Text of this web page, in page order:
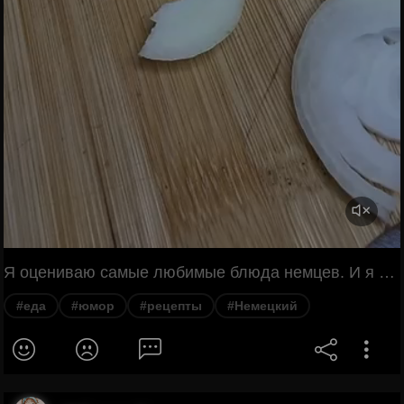
Я оцениваю самые любимые блюда немцев. И я вам отвечаю, если вы хоть раз приготовите по этому рецепту заливной Цвибель Кухен, вы его будете готовить снова и снова. В классическом варианте немцы подают Цвибель Кухен с молодым вином. Это слегка газированный, сладковатый, ещё недозревший виноградный напиток. Говорят, в Средние века в Южной Баварии
#еда #юмор #рецепты #Немецкий